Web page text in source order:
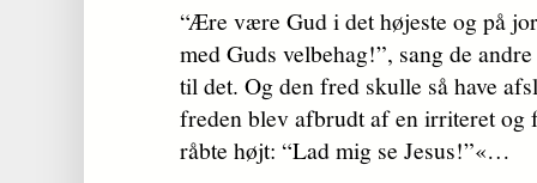
“Ære være Gud i det højeste og på
med Guds velbehag!”, sang de
til det. Og den fred skulle så have
freden blev afbrudt af en irriteret og
råbte højt: “Lad mig se Jesus!”«…